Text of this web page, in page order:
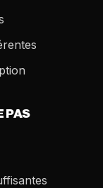
PAS